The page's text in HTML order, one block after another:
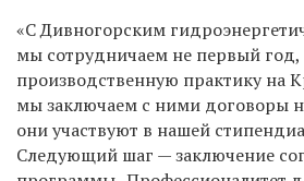
«С Дивногорским
мы сотрудничаем не первый год,
производственную практику на
мы заключаем с ними договоры
они участвуют в нашей
Следующий шаг — заключение